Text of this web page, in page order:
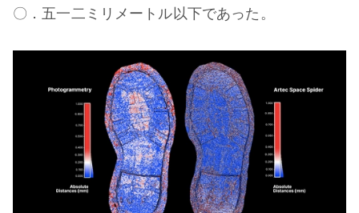
〇．五一二ミリメートル以下であった。